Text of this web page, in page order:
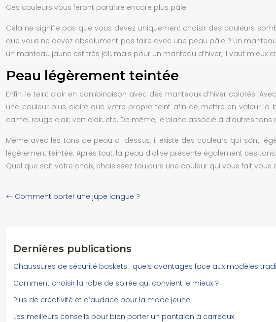
Ces couleurs vous feront paraître encore plus pâle.
Cela ne signifie pas que vous devez uniquement choisir des couleurs
que vous ne devez absolument pas faire avec une peau pâle ? Un
un manteau jaune est très joli, mais pour un manteau d’hiver, il vaut mieux
Peau légèrement teintée
Enfin, le teint clair en combinaison avec des manteaux d’hiver colorés.
une couleur plus claire que votre propre teint afin de mettre en valeur la
camel, rouge clair, vert clair, etc. De même, le blanc associé à d’autres
Même avec les tons de peau ci-dessus, il existe des couleurs qui sont
légèrement teintée. Après tout, la peau d’olive présente également ces
Quel que soit votre choix, choisissez toujours une couleur qui vous fait
Comment porter une jupe longue ?
Dernières publications
Chaussures de sécurité baskets : quels avantages face aux modèles
Comment choisir la robe de soirée qui convient le mieux ?
Plus de créativité et d’audace pour la mode jeune
Les meilleurs conseils pour bien porter un pantalon à carreaux